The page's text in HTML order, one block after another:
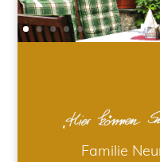
Familie